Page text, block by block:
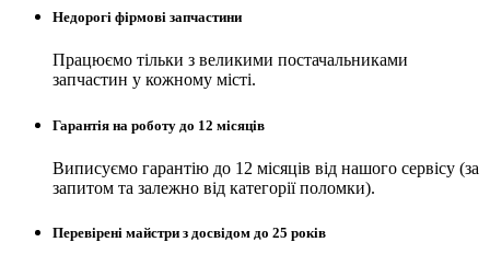
Недорогі фірмові запчастини
Працюємо тільки з великими постачальниками
запчастин у кожному місті.
Гарантія на роботу до 12 місяців
Виписуємо гарантію до 12 місяців від нашого сервісу (за
запитом та залежно від категорії поломки).
Перевірені майстри з досвідом до 25 років